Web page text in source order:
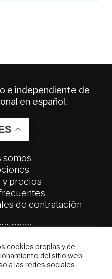
e independiente de
en español.
somos
y precios
de contratación
cookies propias y de
del sitio web,
a las redes sociales.
electrónico y
análisis